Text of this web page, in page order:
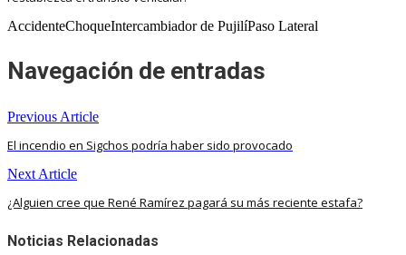
AccidenteChoqueIntercambiador de PujilíPaso Lateral
Navegación de entradas
Previous Article
El incendio en Sigchos podría haber sido provocado
Next Article
¿Alguien cree que René Ramírez pagará su más reciente estafa?
Noticias Relacionadas